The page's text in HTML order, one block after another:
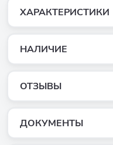
ХАРАКТЕРИСТИКИ
НАЛИЧИЕ
ОТЗЫВЫ
ДОКУМЕНТЫ